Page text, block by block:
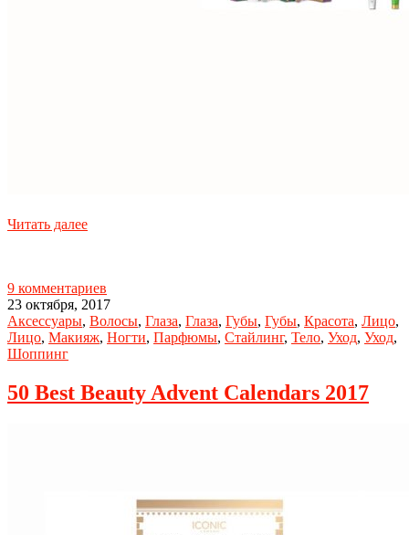
Читать далее
9 комментариев
23 октября, 2017
Аксессуары, Волосы, Глаза, Глаза, Губы, Губы, Красота, Лицо,
Лицо, Макияж, Ногти, Парфюмы, Стайлинг, Тело, Уход, Уход,
Шоппинг
50 Best Beauty Advent Calendars 2017